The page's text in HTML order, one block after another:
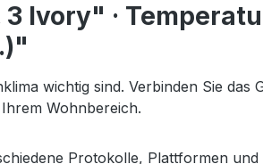
Ivory" ·
wichtig sind. Verbinden Sie das
Wohnbereich.
Protokolle, Plattformen und